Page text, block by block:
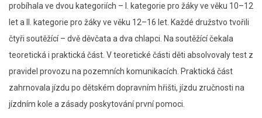
probíhala ve dvou kategoriích – I. kategorie pro žáky ve věku 10–12
let a II. kategorie pro žáky ve věku 12–16 let. Každé družstvo tvořili
čtyři soutěžící – dvě děvčata a dva chlapci. Na soutěžící čekala
teoretická i praktická část. V teoretické části děti absolvovaly test z
pravidel provozu na pozemních komunikacích. Praktická část
zahrnovala jízdu po dětském dopravním hřišti, jízdu zručnosti na
jízdním kole a zásady poskytování první pomoci.